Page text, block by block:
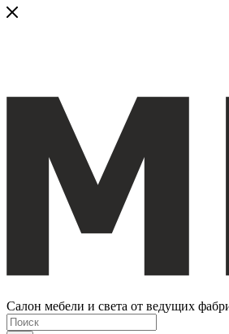
Салон мебели и света от ведущих